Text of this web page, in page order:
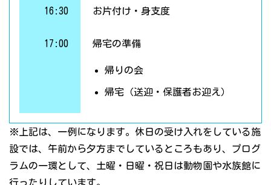
16:30 お片付け・身支度
17:00 帰宅の準備
帰りの会
帰宅（送迎・保護者お迎え）
※上記は、一例になります。休日の受け入れをしている施
設では、午前から夕方までしているところもあり、プログ
ラムの一環として、土曜・日曜・祝日は動物園や水族館に
行ったりしています。